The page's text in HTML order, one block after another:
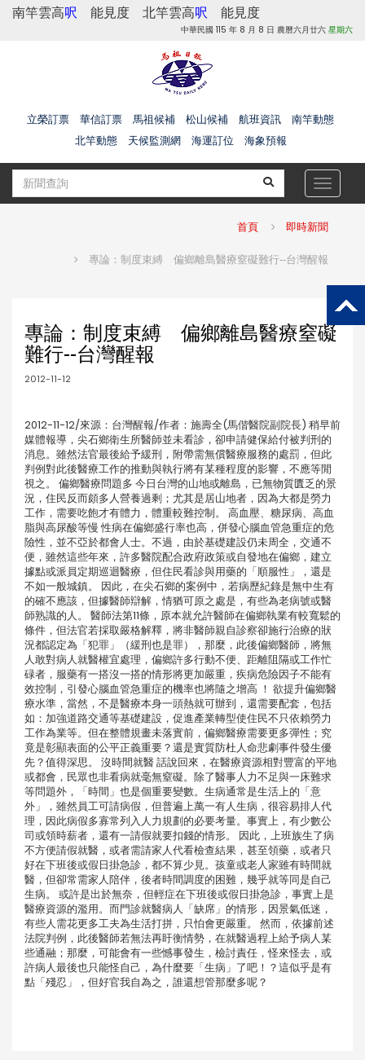
南竿雲高呎 能見度 北竿雲高呎 能見度
中華民國 115 年 8 月 8 日 農曆六月廿六 星期六
立榮訂票 華信訂票 馬祖候補 松山候補 航班資訊
南竿動態
北竿動態
天候監測網 海運訂位 海象預報
Toggle
首頁 即時新聞
專論：制度束縛 偏鄉離島醫療窒礙難行--台灣醒報
專論：制度束縛 偏鄉離島醫療窒礙
難行--台灣醒報
2012-11-12
2012-11-12/來源：台灣醒報/作者：施壽全(馬偕醫院副院長) 稍早前
媒體報導，尖石鄉衛生所醫師並未看診，卻申請健保給付被判刑的
消息。雖然法官最後給予緩刑，附帶需無償醫療服務的處罰，但此
判例對此後醫療工作的推動與執行將有某種程度的影響，不應等閒
視之。 偏鄉醫療問題多 今日台灣的山地或離島，已無物質匱乏的景
況，住民反而頗多人營養過剩；尤其是居山地者，因為大都是勞力
工作，需要吃飽才有體力，體重較難控制。 高血壓、糖尿病、高血
脂與高尿酸等慢 性病在偏鄉盛行率也高，併發心腦血管急重症的危
險性，並不亞於都會人士。不過，由於基礎建設仍未周全，交通不
便，雖然這些年來，許多醫院配合政府政策或自發地在偏鄉，建立
據點或派員定期巡迴醫療，但住民看診與用藥的「順服性」，還是
不如一般城鎮。 因此，在尖石鄉的案例中，若病歷紀錄是無中生有
的確不應該，但據醫師辯解，情猶可原之處是，有些為老病號或醫
師熟識的人。 醫師法第11條，原本就允許醫師在偏鄉執業有較寬鬆的
條件，但法官若採取嚴格解釋，將非醫師親自診察卻施行治療的狀
況都認定為「犯罪」（緩刑也是罪），那麼，此後偏鄉醫師，將無
人敢對病人就醫權宜處理，偏鄉許多行動不便、距離阻隔或工作忙
碌者，服藥有一搭沒一搭的情形將更加嚴重，疾病危險因子不能有
效控制，引發心腦血管急重症的機率也將隨之增高 ！ 欲提升偏鄉醫
療水準，當然，不是醫療本身一頭熱就可辦到，還需要配套，包括
如：加強道路交通等基礎建設，促進產業轉型使住民不只依賴勞力
工作為業等。但在整體規畫未落實前，偏鄉醫療需要更多彈性；究
竟是彰顯表面的公平正義重要？還是實質防杜人命悲劇事件發生優
先？值得深思。 沒時間就醫 話說回來，在醫療資源相對豐富的平地
或都會，民眾也非看病就毫無窒礙。除了醫事人力不足與一床難求
等問題外，「時間」也是個重要變數。生病通常是生活上的「意
外」，雖然員工可請病假，但普遍上萬一有人生病，很容易排人代
理，因此病假多寡常列入人力規劃的必要考量。事實上，有少數公
司或領時薪者，還有一請假就要扣錢的情形。 因此，上班族生了病
不方便請假就醫，或者需請家人代看檢查結果，甚至領藥，或者只
好在下班後或假日掛急診，都不算少見。孩童或老人家雖有時間就
醫，但卻常需家人陪伴，後者時間調度的困難，幾乎就等同是自己
生病。 或許是出於無奈，但輕症在下班後或假日掛急診，事實上是
醫療資源的濫用。而門診就醫病人「缺席」的情形，因景氣低迷，
有些人需花更多工夫為生活打拼，只怕會更嚴重。 然而，依據前述
法院判例，此後醫師若無法再盱衡情勢，在就醫過程上給予病人某
些通融；那麼，可能會有一些憾事發生，檢討責任，怪來怪去，或
許病人最後也只能怪自己，為什麼要「生病」了吧！？這似乎是有
點「殘忍」，但好官我自為之，誰還想管那麼多呢？